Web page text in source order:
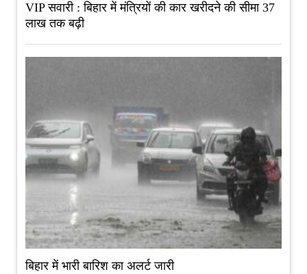
VIP सवारी : बिहार में मंत्रियों की कार खरीदने की सीमा 37
लाख तक बढ़ी
बिहार में भारी बारिश का अलर्ट जारी